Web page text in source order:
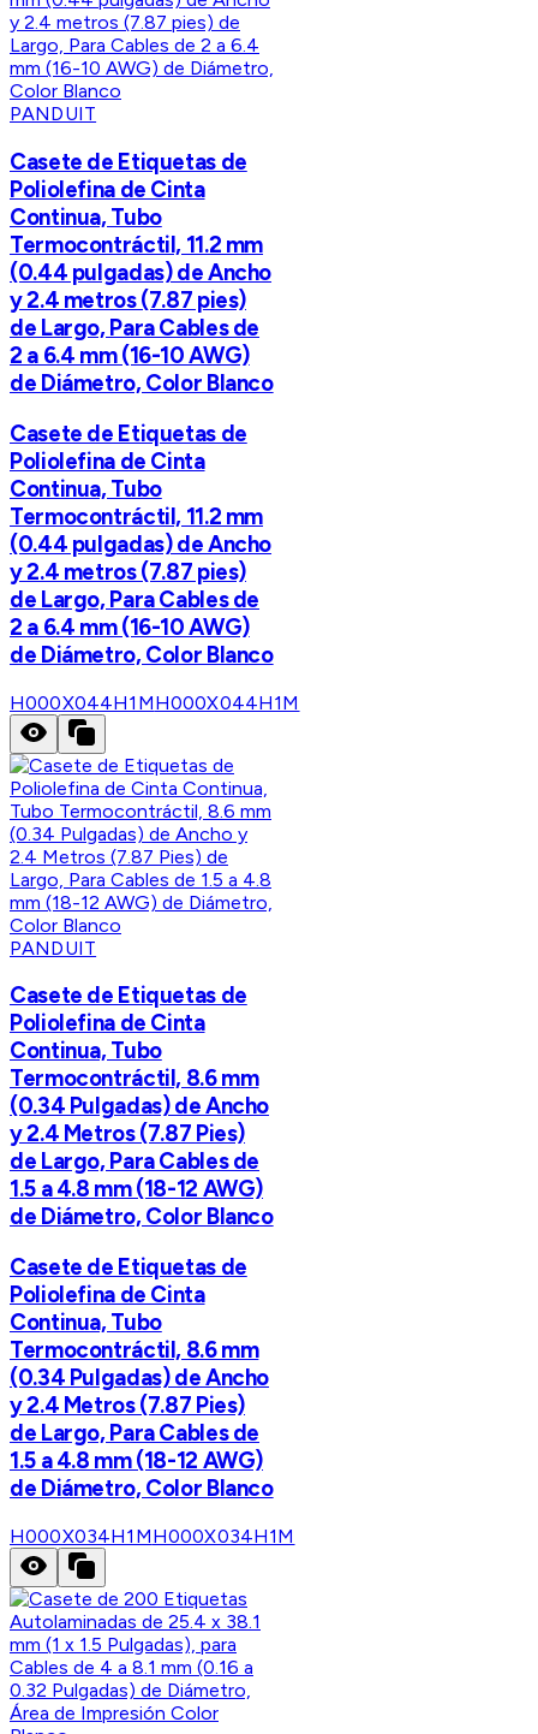
PANDUIT
Casete de Etiquetas de
Poliolefina de Cinta
Continua, Tubo
Termocontráctil, 11.2 mm
(0.44 pulgadas) de Ancho
y 2.4 metros (7.87 pies)
de Largo, Para Cables de
2 a 6.4 mm (16-10 AWG)
de Diámetro, Color Blanco
Casete de Etiquetas de
Poliolefina de Cinta
Continua, Tubo
Termocontráctil, 11.2 mm
(0.44 pulgadas) de Ancho
y 2.4 metros (7.87 pies)
de Largo, Para Cables de
2 a 6.4 mm (16-10 AWG)
de Diámetro, Color Blanco
H000X044H1MH000X044H1M
PANDUIT
Casete de Etiquetas de
Poliolefina de Cinta
Continua, Tubo
Termocontráctil, 8.6 mm
(0.34 Pulgadas) de Ancho
y 2.4 Metros (7.87 Pies)
de Largo, Para Cables de
1.5 a 4.8 mm (18-12 AWG)
de Diámetro, Color Blanco
Casete de Etiquetas de
Poliolefina de Cinta
Continua, Tubo
Termocontráctil, 8.6 mm
(0.34 Pulgadas) de Ancho
y 2.4 Metros (7.87 Pies)
de Largo, Para Cables de
1.5 a 4.8 mm (18-12 AWG)
de Diámetro, Color Blanco
H000X034H1MH000X034H1M